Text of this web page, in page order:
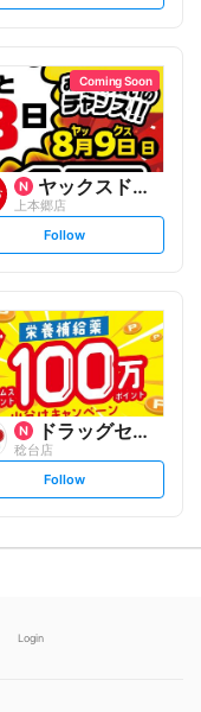
t
l
o
w
Coming Soon
ヤックスドラッグ
上本郷店
s
t
l
o
w
Follow
ドラッグセイムス
稔台店
s
t
Follow
Login